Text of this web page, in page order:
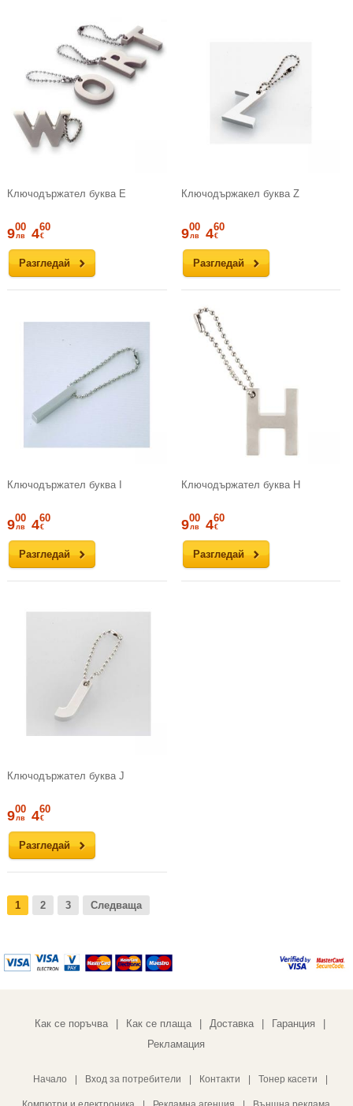
Ключодържател буква E
Разгледай
900
лв 460
€
Ключодържакел буква Z
Разгледай
900
лв 460
€
Ключодържател буква I
Разгледай
900
лв 460
€
Ключодържател буква H
Разгледай
900
лв 460
€
Ключодържател буква J
Разгледай
900
лв 460
€
1 2 3 Следваща
Как се поръчва Как се плаща Доставка Гаранция
Рекламация
Начало | Вход за потребители | Контакти | Тонер касети |